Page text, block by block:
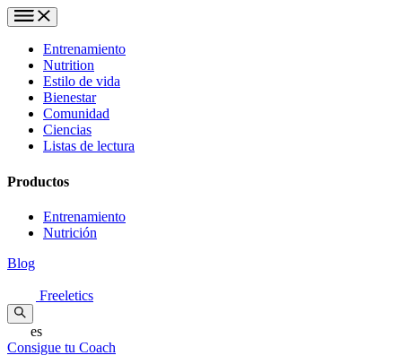
Entrenamiento
Nutrition
Estilo de vida
Bienestar
Comunidad
Ciencias
Listas de lectura
Productos
Entrenamiento
Nutrición
Blog
Freeletics
es
Consigue tu Coach